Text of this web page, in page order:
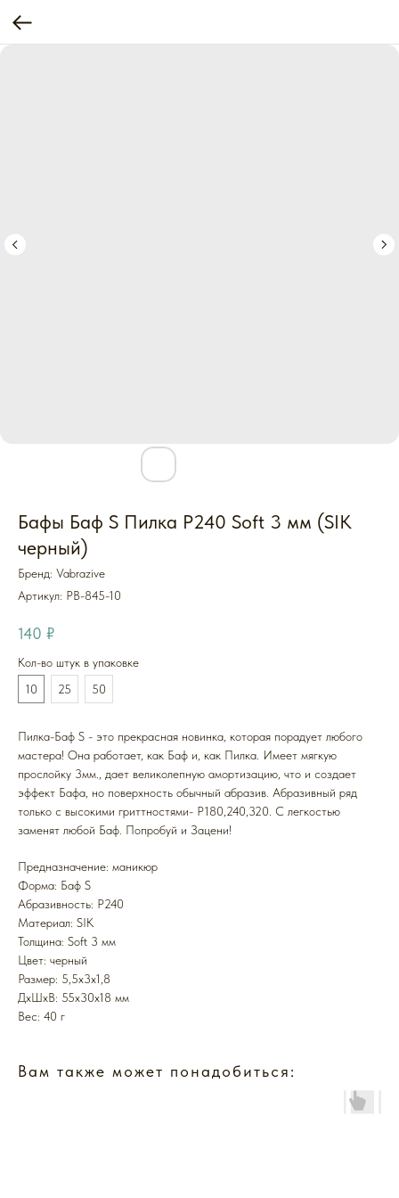
Бафы Баф S Пилка P240 Soft 3 мм (SIK
черный)
Бренд: Vabrazive
Артикул: PB-845-10
140 ₽
Кол-во штук в упаковке
10
25 50
Пилка-Баф S - это прекрасная новинка, которая порадует любого
мастера! Она работает, как Баф и, как Пилка. Имеет мягкую
прослойку 3мм., дает великолепную амортизацию, что и создает
эффект Бафа, но поверхность обычный абразив. Абразивный ряд
только с высокими гриттностями- Р180,240,320. С легкостью
заменят любой Баф. Попробуй и Зацени!
Предназначение: маникюр
Форма: Баф S
Абразивность: P240
Mатериал: SIK
Толщина: Soft 3 мм
Цвет: черный
Размер: 5,5х3х1,8
ДxШxВ: 55x30x18 мм
Вес: 40 г
Вам также может понадобиться: